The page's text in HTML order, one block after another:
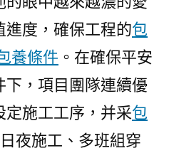
進度，確保工程的包
養條件 。在確保平安
，項目團隊連續優
施工工序，并采包
夜施工、多班組穿